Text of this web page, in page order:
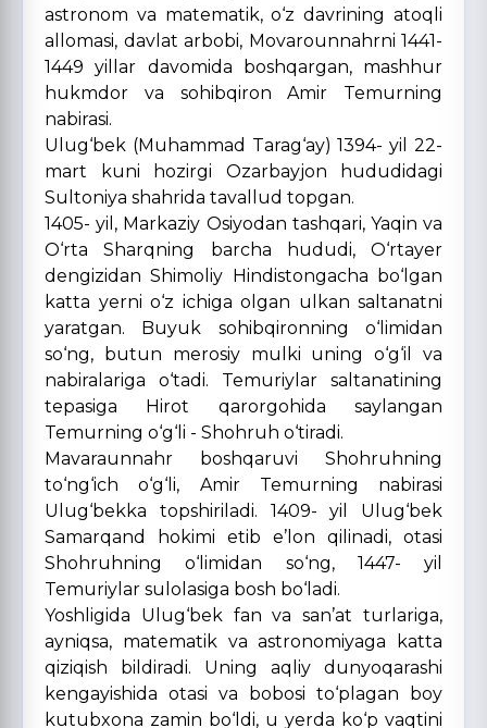
astronom va matematik, o‘z davrining atoqli
allomasi, davlat arbobi, Movarounnahrni 1441-
1449 yillar davomida boshqargan, mashhur
hukmdor va sohibqiron Amir Temurning
nabirasi.
Ulug‘bek (Muhammad Tarag‘ay) 1394- yil 22-
mart kuni hozirgi Ozarbayjon hududidagi
Sultoniya shahrida tavallud topgan.
1405- yil, Markaziy Osiyodan tashqari, Yaqin va
O‘rta Sharqning barcha hududi, O‘rtayer
dengizidan Shimoliy Hindistongacha bo‘lgan
katta yerni o‘z ichiga olgan ulkan saltanatni
yaratgan. Buyuk sohibqironning o‘limidan
so‘ng, butun merosiy mulki uning o‘g‘il va
nabiralariga o‘tadi. Temuriylar saltanatining
tepasiga Hirot qarorgohida saylangan
Temurning o‘g‘li - Shohruh o‘tiradi.
Mavaraunnahr boshqaruvi Shohruhning
to‘ng‘ich o‘g‘li, Amir Temurning nabirasi
Ulug‘bekka topshiriladi. 1409- yil Ulug‘bek
Samarqand hokimi etib e’lon qilinadi, otasi
Shohruhning o‘limidan so‘ng, 1447- yil
Temuriylar sulolasiga bosh bo‘ladi.
Yoshligida Ulug‘bek fan va san’at turlariga,
ayniqsa, matematik va astronomiyaga katta
qiziqish bildiradi. Uning aqliy dunyoqarashi
kengayishida otasi va bobosi to‘plagan boy
kutubxona zamin bo‘ldi, u yerda ko‘p vaqtini